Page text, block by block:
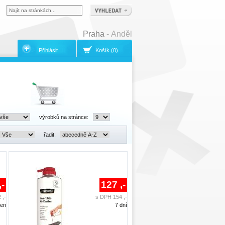
výrobků na stránce:
řadit:
,-
127 ,-
s DPH 154 ,-
7 dní
Praha - Anděl
Košík (0)
Přihlásit